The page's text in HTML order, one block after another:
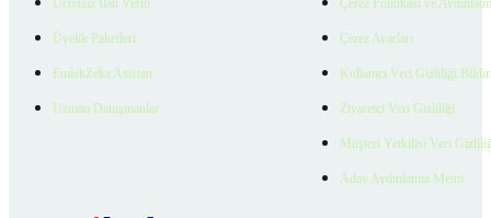
Ücretsiz İlan Verin
Üyelik Paketleri
EmlakZeka Asistan
Uzman Danışmanlar
Çerez Politikası ve
Çerez Ayarları
Kullanıcı Veri Gizliliği
Ziyaretçi Veri Gizliliği
Müşteri Yetkilisi Veri
Aday Aydınlatma Metni